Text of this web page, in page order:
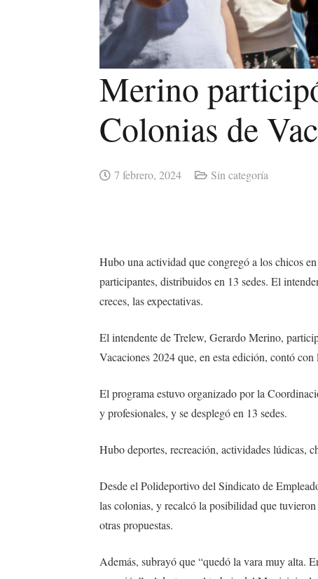
Merino
Colonias de
7 febrero, 2024 Sin categoría
Hubo una actividad que congregó a los chicos
participantes, distribuidos en 13 sedes. El
creces, las expectativas.
El intendente de Trelew, Gerardo Merino,
Vacaciones 2024 que, en esta edición, contó
El programa estuvo organizado por la
y profesionales, y se desplegó en 13 sedes.
Hubo deportes, recreación, actividades lúdicas,
Desde el Polideportivo del Sindicato de
las colonias, y recalcó la posibilidad que
otras propuestas.
Además, subrayó que “quedó la vara muy alta.